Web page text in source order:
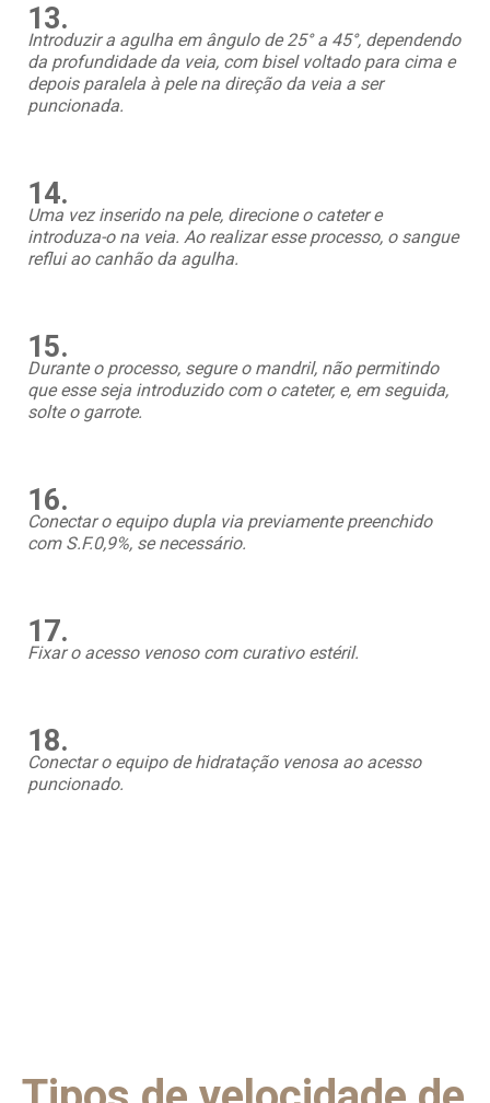
13.
Introduzir a agulha em ângulo de 25° a 45°, dependendo
da profundidade da veia, com bisel voltado para cima e
depois paralela à pele na direção da veia a ser
puncionada.
14.
Uma vez inserido na pele, direcione o cateter e
introduza-o na veia. Ao realizar esse processo, o sangue
reflui ao canhão da agulha.
15.
Durante o processo, segure o mandril, não permitindo
que esse seja introduzido com o cateter, e, em seguida,
solte o garrote.
16.
Conectar o equipo dupla via previamente preenchido
com S.F.0,9%, se necessário.
17.
Fixar o acesso venoso com curativo estéril.
18.
Conectar o equipo de hidratação venosa ao acesso
puncionado.